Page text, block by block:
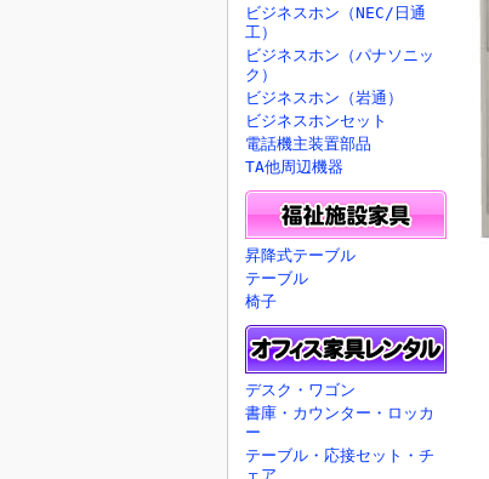
ビジネスホン（NEC/日通
工）
ビジネスホン（パナソニッ
ク）
ビジネスホン（岩通）
ビジネスホンセット
電話機主装置部品
TA他周辺機器
昇降式テーブル
テーブル
椅子
デスク・ワゴン
書庫・カウンター・ロッカ
ー
テーブル・応接セット・チ
ェア